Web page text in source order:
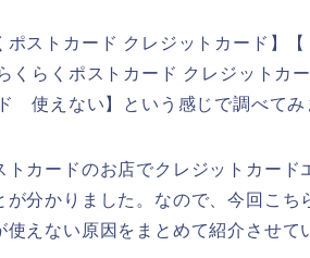
ポストカード クレジットカード】
くらくポストカード クレジットカ
使えない】という感じで調べてみ
カードのお店でクレジットカード
が分かりました。なので、今回こち
えない原因をまとめて紹介させて